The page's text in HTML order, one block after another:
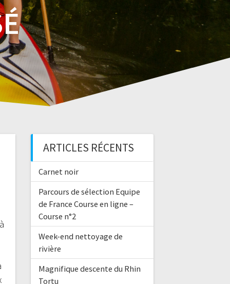
ARTICLES RÉCENTS
Carnet noir
Parcours de sélection Equipe
de France Course en ligne –
Course n°2
Week-end nettoyage de
rivière
Magnifique descente du Rhin
Tortu